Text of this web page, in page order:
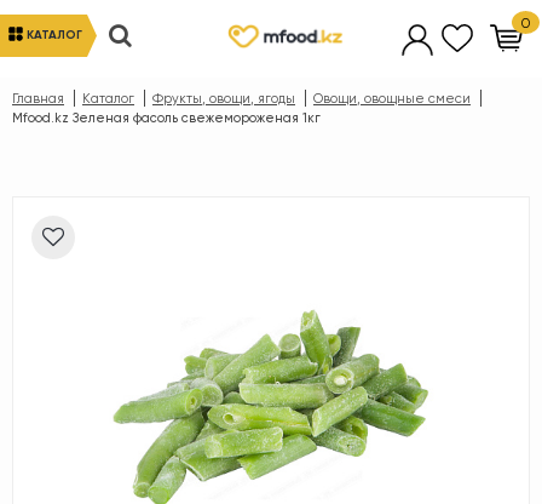
КАТАЛОГ
0
Главная Каталог Фрукты, овощи, ягоды
Овощи, овощные смеси
Mfood.kz Зеленая фасоль свежемороженая 1кг